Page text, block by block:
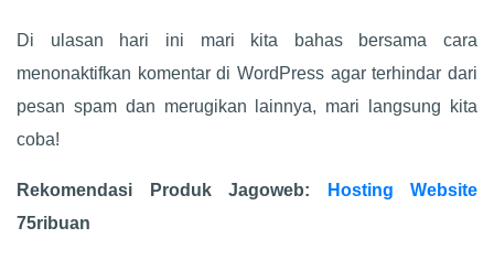
Di ulasan hari ini mari kita bahas bersama cara
menonaktifkan komentar di WordPress agar terhindar dari
pesan spam dan merugikan lainnya, mari langsung kita
coba!
Rekomendasi Produk Jagoweb:
Hosting Website
75ribuan